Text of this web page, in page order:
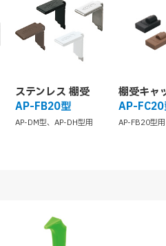
ステンレス 棚受
AP-FB20型
AP-DM型、AP-DH型用
棚受キャ
AP-
AP-FB20型用